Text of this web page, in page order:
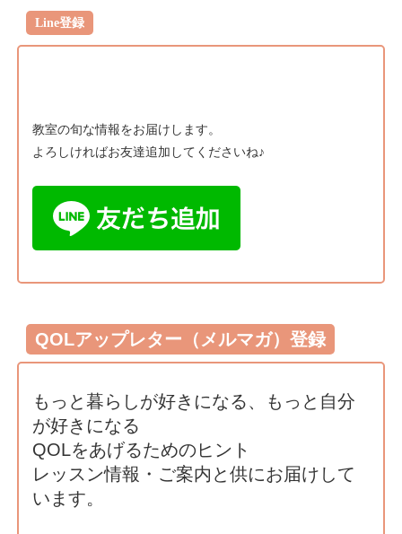
Line登録
教室の旬な情報をお届けします。
よろしければお友達追加してくださいね♪
QOLアップレター（メルマガ）登録
もっと暮らしが好きになる、もっと自分
が好きになる
QOLをあげるためのヒント
レッスン情報・ご案内と供にお届けして
います。